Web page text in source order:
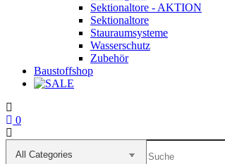
Sektionaltore - AKTION
Sektionaltore
Stauraumsysteme
Wasserschutz
Zubehör
Baustoffshop
0